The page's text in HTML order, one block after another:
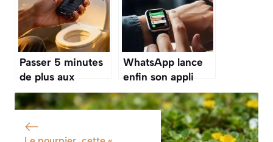
tous chez nous
sente bon, selon
un professionnel
du nettoyage
Passer 5 minutes
de plus aux
toilettes avec son
smartphone
augmente de 46
% le risque de
WhatsApp lance
enfin son appli
compatible Apple
Watch : vous
pourrez répondre
aux messages